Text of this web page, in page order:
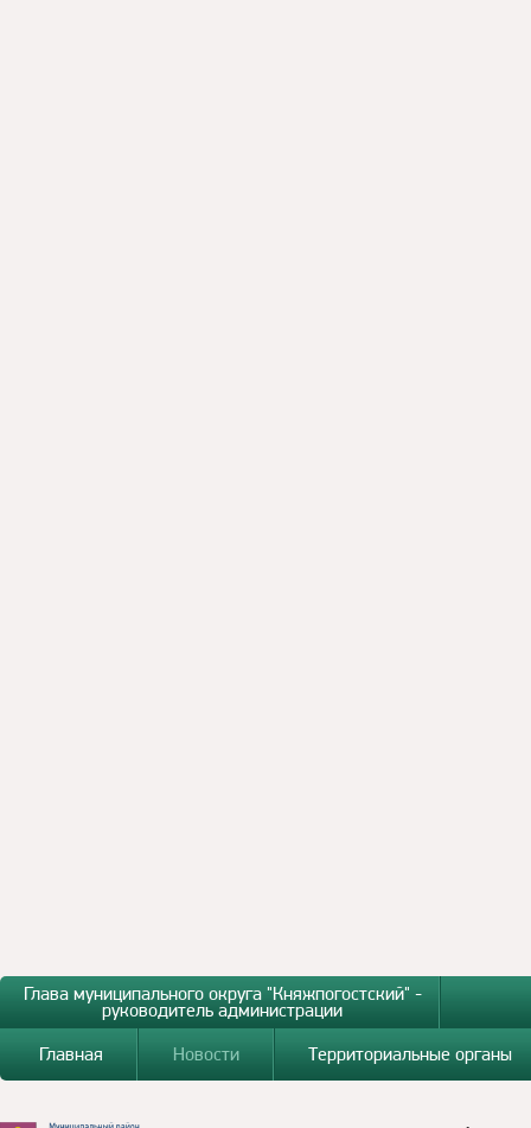
Глава муниципального округа "Княжпогостский" -
руководитель администрации
Главная
Новости Территориальные органы